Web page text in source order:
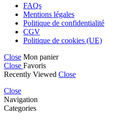
FAQs
Mentions légales
Politique de confidentialité
CGV
Politique de cookies (UE)
Close Mon panier
Close Favoris
Recently Viewed Close
Close
Navigation
Categories